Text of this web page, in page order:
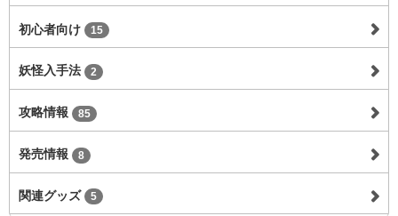
初心者向け 15
妖怪入手法 2
攻略情報 85
発売情報 8
関連グッズ 5